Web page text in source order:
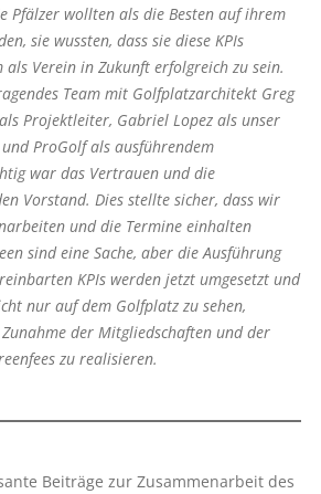
Pfälzer wollten als die Besten auf ihrem
sie wussten, dass sie diese KPIs
als Verein in Zukunft erfolgreich zu sein.
Team mit Golfplatzarchitekt Greg
Projektleiter, Gabriel Lopez als unser
ProGolf als ausführendem
war das Vertrauen und die
Vorstand. Dies stellte sicher, dass wir
und die Termine einhalten
sind eine Sache, aber die Ausführung
KPIs werden jetzt umgesetzt und
nur auf dem Golfplatz zu sehen,
der Mitgliedschaften und der
zu realisieren.
Beiträge zur Zusammenarbeit des